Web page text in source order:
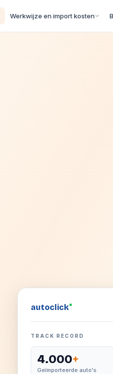
Werkwijze en import kosten
autoclick
TRACK RECORD
4.000+
Geïmporteerde auto's